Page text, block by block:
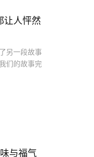
让人怦然
另一段故事
们的故事完
与福气